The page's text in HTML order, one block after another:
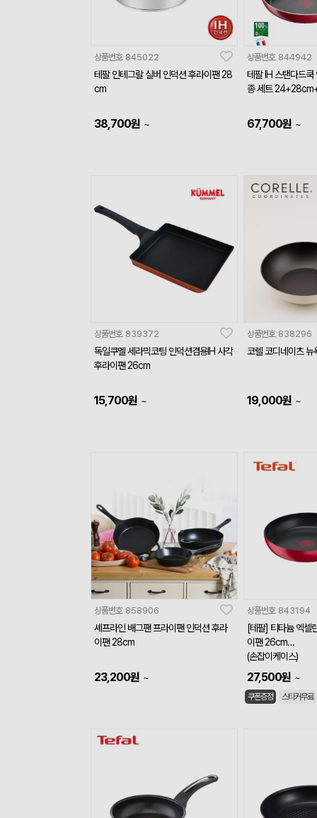
상품번호 845022
테팔 인테그랄 실버 인덕션 후라이팬 28
cm
38,700원 ~
상품번호 844942
테팔 IH 스탠다드쿡
종 세트
67,700원 ~
상품번호 839372
독일쿠멜 세라믹코팅 인덕션겸용IH 사각
후라이팬 26cm
15,700원 ~
상품번호 838296
코렐 코디네이츠
19,000원 ~
상품번호 858906
셰프라인 배그팬 프라이팬 인덕션 후라
이팬 28cm
23,200원 ~
상품번호 843194
[테팔] 티타늄 엑셀
이팬 26cm
(손잡이케이스)
27,500원 ~
쿠폰증정 스티커무료